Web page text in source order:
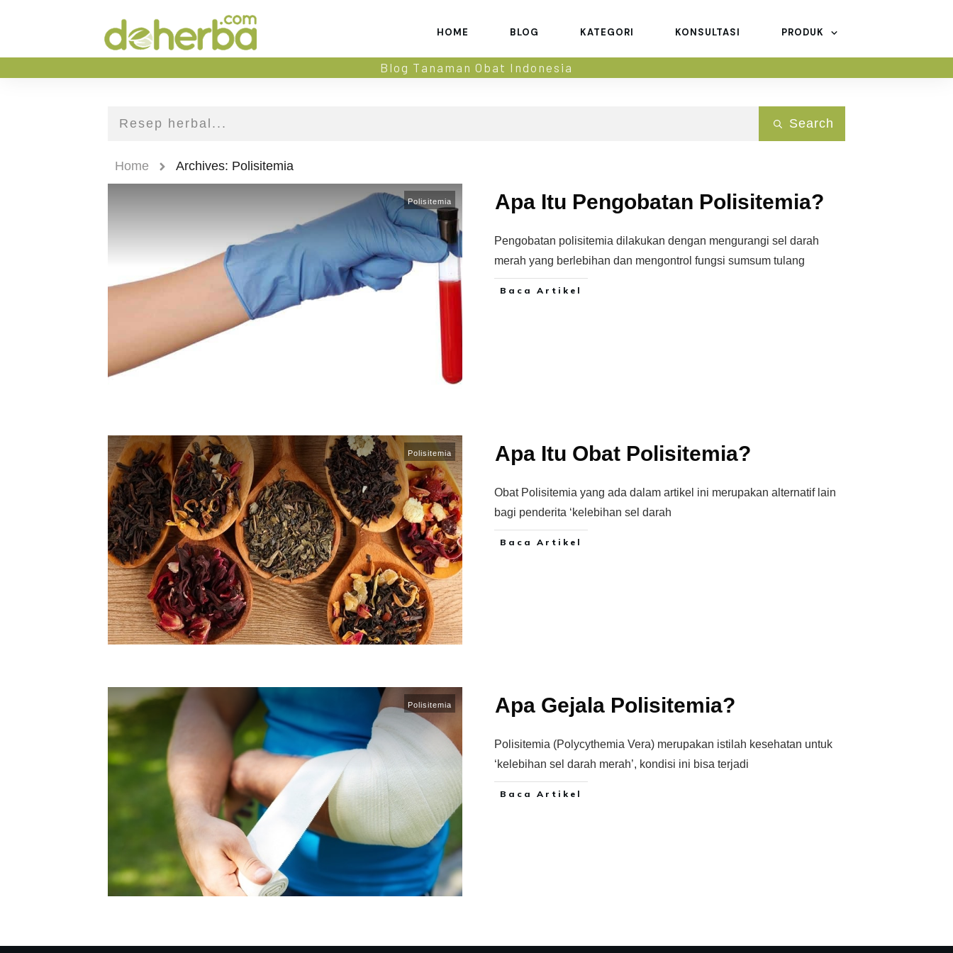
HOME BLOG KATEGORI KONSULTASI PRODUK
Blog Tanaman Obat Indonesia
Search
Home Archives: Polisitemia
Polisitemia Apa Itu Pengobatan Polisitemia?
Pengobatan polisitemia dilakukan dengan mengurangi sel darah
merah yang berlebihan dan mengontrol fungsi sumsum tulang
Baca Artikel
Polisitemia Apa Itu Obat Polisitemia?
Obat Polisitemia yang ada dalam artikel ini merupakan alternatif lain
bagi penderita ‘kelebihan sel darah
Baca Artikel
Polisitemia Apa Gejala Polisitemia?
Polisitemia (Polycythemia Vera) merupakan istilah kesehatan untuk
‘kelebihan sel darah merah’, kondisi ini bisa terjadi
Baca Artikel